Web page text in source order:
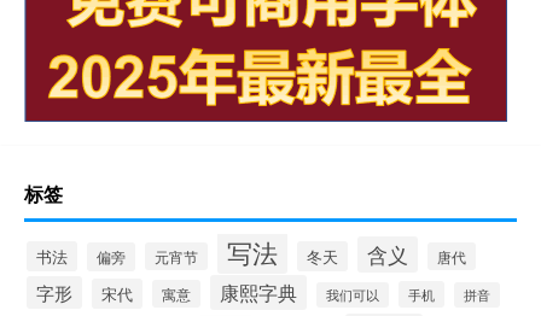
标签
书法 偏旁 元宵节 写法 冬天 含义 唐代
字形 宋代 寓意 康熙字典 我们可以 手机 拼音